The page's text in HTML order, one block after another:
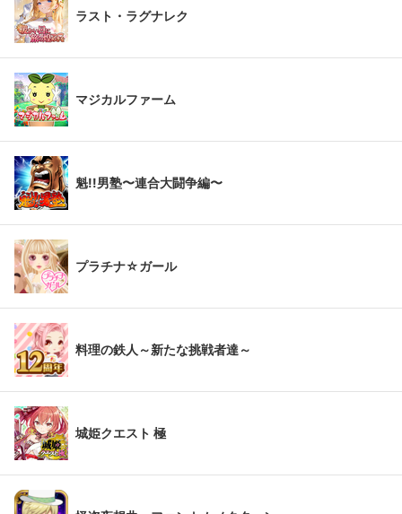
ラスト・ラグナレク
マジカルファーム
魁!!男塾〜連合大闘争編〜
プラチナ☆ガール
料理の鉄人～新たな挑戦者達～
城姫クエスト 極